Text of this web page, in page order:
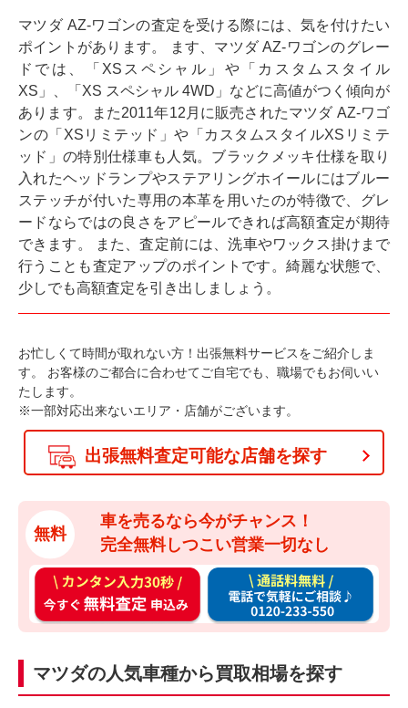
マツダ AZ-ワゴンの査定を受ける際には、気を付けたい
ポイントがあります。 ます、マツダ AZ-ワゴンのグレー
ドでは、「XSスペシャル」や「カスタムスタイル
XS」、「XS スペシャル 4WD」などに高値がつく傾向が
あります。また2011年12月に販売されたマツダ AZ-ワゴ
ンの「XSリミテッド」や「カスタムスタイルXSリミテ
ッド」の特別仕様車も人気。ブラックメッキ仕様を取り
入れたヘッドランプやステアリングホイールにはブルー
ステッチが付いた専用の本革を用いたのが特徴で、グレ
ードならではの良さをアピールできれば高額査定が期待
できます。 また、査定前には、洗車やワックス掛けまで
行うことも査定アップのポイントです。綺麗な状態で、
少しでも高額査定を引き出しましょう。
お忙しくて時間が取れない方！出張無料サービスをご紹介しま
す。
お客様のご都合に合わせてご自宅でも、職場でもお伺いい
たします。
※一部対応出来ないエリア・店舗がございます。
出張無料査定可能な店舗を探す
無料
車を売るなら今がチャンス！
完全無料しつこい営業一切なし
カ
ン
タ
入
力
通
料
料
お
マツダの人気車種から買取相場を探す